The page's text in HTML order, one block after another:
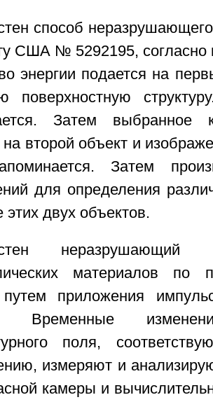
способ
США № 5292195, согласно
энергии подается на
поверхностную
Затем выбранное
на второй объект и
Затем
для определения
этих двух объектов.
неразрушающий
материалов
приложения
Временные
поля,
измеряют и
камеры и